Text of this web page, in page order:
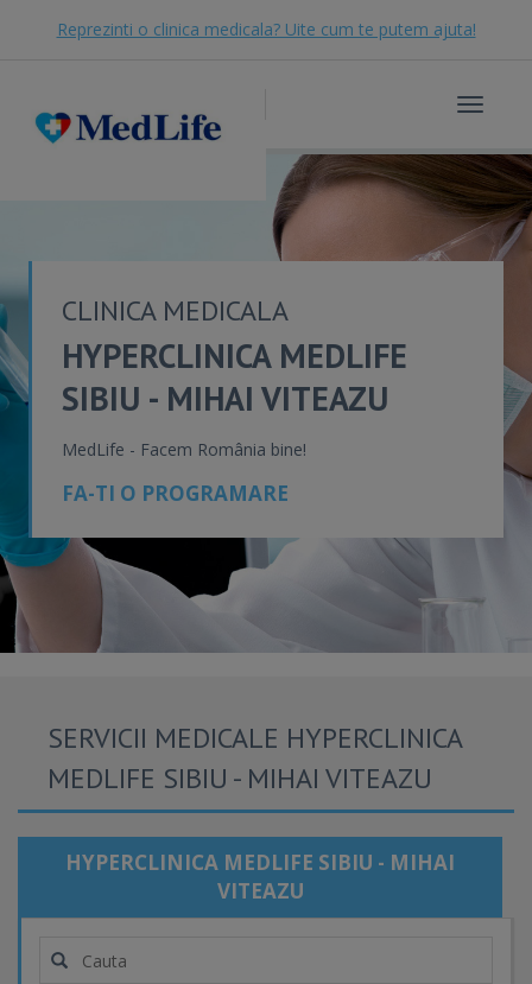
Reprezinti o clinica medicala? Uite cum te putem ajuta!
Toggle
CLINICA MEDICALA
HYPERCLINICA MEDLIFE
SIBIU - MIHAI VITEAZU
MedLife - Facem România bine!
FA-TI O PROGRAMARE
SERVICII MEDICALE HYPERCLINICA
MEDLIFE SIBIU - MIHAI VITEAZU
HYPERCLINICA MEDLIFE SIBIU - MIHAI
VITEAZU